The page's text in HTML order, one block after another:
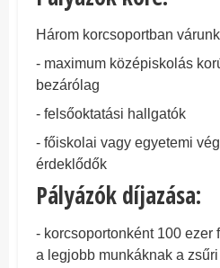
Három korcsoportban
- maximum középiskolás
bezárólag
- felsőoktatási hallgatók
- főiskolai vagy egyetemi
érdeklődők
Pályázók díjazása:
- korcsoportonként 100 ezer
a legjobb munkáknak a